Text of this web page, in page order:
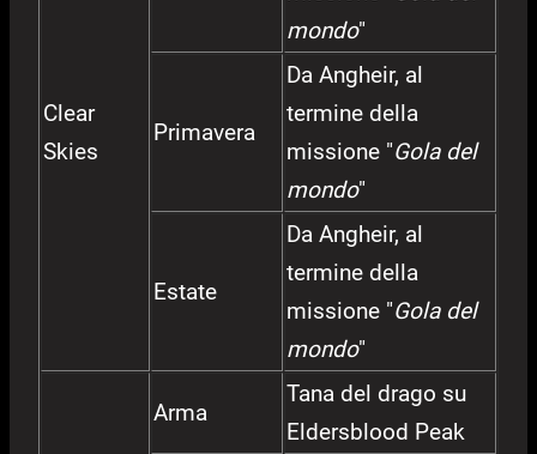
Clear
Skies
mondo"
Primavera
Da Angheir, al
termine della
missione "Gola del
mondo"
Estate
Da Angheir, al
termine della
missione "Gola del
mondo"
Arma
Tana del drago su
Eldersblood Peak